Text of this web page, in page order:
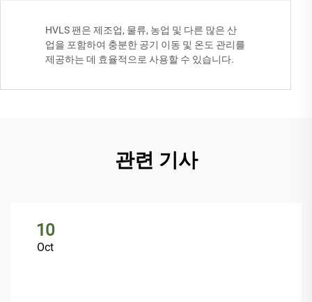
HVLS 팬은 제조업, 물류, 농업 및 다른 많은 산
업을 포함하여 충분한 공기 이동 및 온도 관리를
제공하는 데 효율적으로 사용할 수 있습니다.
관련 기사
10
Oct